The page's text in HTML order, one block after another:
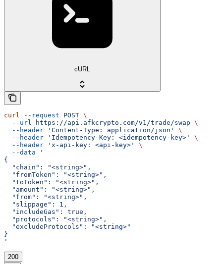
cURL
curl --request POST \
  --url
https://api.afkcrypto.com/v1/trade/swap \
  --header
'Content-Type: application/json'
\
  --header
'Idempotency-Key: <idempotency-key>'
\
  --header
'x-api-key: <api-key>'
\
  --data
'
{
  "chain": "<string>",
  "fromToken": "<string>",
  "toToken": "<string>",
  "amount": "<string>",
  "from": "<string>",
  "slippage": 1,
  "includeGas": true,
  "protocols": "<string>",
  "excludeProtocols": "<string>"
}
'
200